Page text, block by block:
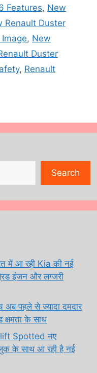
Features, New
Renault Duster
, New
Duster
, Renault
Search
में आ रही Kia की नई
इंजन और लग्जरी
पहले से ज्यादा दमदार
के साथ
Spotted नए
लुक के साथ आ रही है नई